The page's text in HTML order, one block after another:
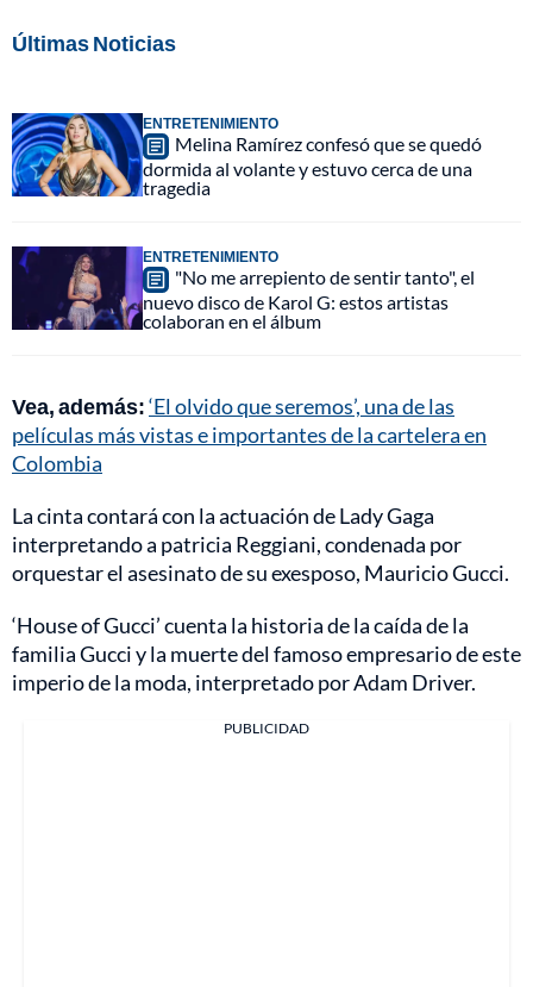
Últimas Noticias
ENTRETENIMIENTO
Melina Ramírez confesó que se quedó
dormida al volante y estuvo cerca de una
tragedia
ENTRETENIMIENTO
"No me arrepiento de sentir tanto", el
nuevo disco de Karol G: estos artistas
colaboran en el álbum
Vea, además:‘El olvido que seremos’, una de las
películas más vistas e importantes de la cartelera en
Colombia
La cinta contará con la actuación de Lady Gaga
interpretando a patricia Reggiani, condenada por
orquestar el asesinato de su exesposo, Mauricio Gucci.
‘House of Gucci’ cuenta la historia de la caída de la
familia Gucci y la muerte del famoso empresario de este
imperio de la moda, interpretado por Adam Driver.
PUBLICIDAD